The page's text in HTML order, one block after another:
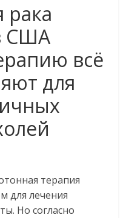
рака
США
всё
для
терапия
для лечения
Но согласно